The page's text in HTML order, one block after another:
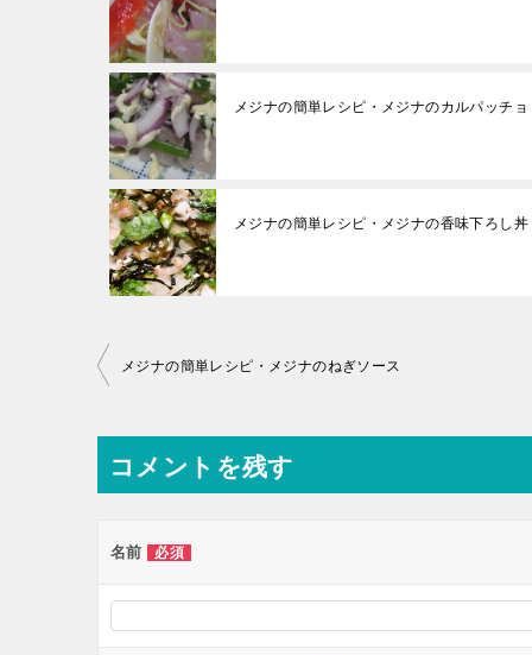
メジナの簡単レシピ・メジナのカルパッチョ
メジナの簡単レシピ・メジナの香味下ろし丼
投
ナ
ビ
ー
ョ
メジナの簡単レシピ・メジナのねぎソース
コメントを残す
名前 必須